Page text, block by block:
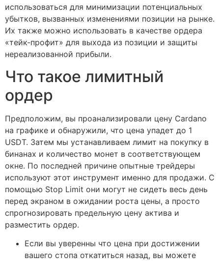
использоваться для минимизации потенциальных
убытков, вызванных изменениями позиции на рынке.
Их также можно использовать в качестве ордера
«тейк-профит» для выхода из позиции и защиты
нереализованной прибыли.
Что такое лимитный
ордер
Предположим, вы проанализировали цену Cardano
на графике и обнаружили, что цена упадет до 1
USDT. Затем мы устанавливаем лимит на покупку в
бинанах и количество монет в соответствующем
окне. По последней причине опытные трейдеры
используют этот инструмент именно для продажи. С
помощью Stop Limit они могут не сидеть весь день
перед экраном в ожидании роста цены, а просто
спрогнозировать предельную цену актива и
разместить ордер.
Если вы уверенны что цена при достижении
вашего стопа откатиться назад, вы можете